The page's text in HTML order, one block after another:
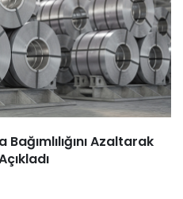
Azaltarak